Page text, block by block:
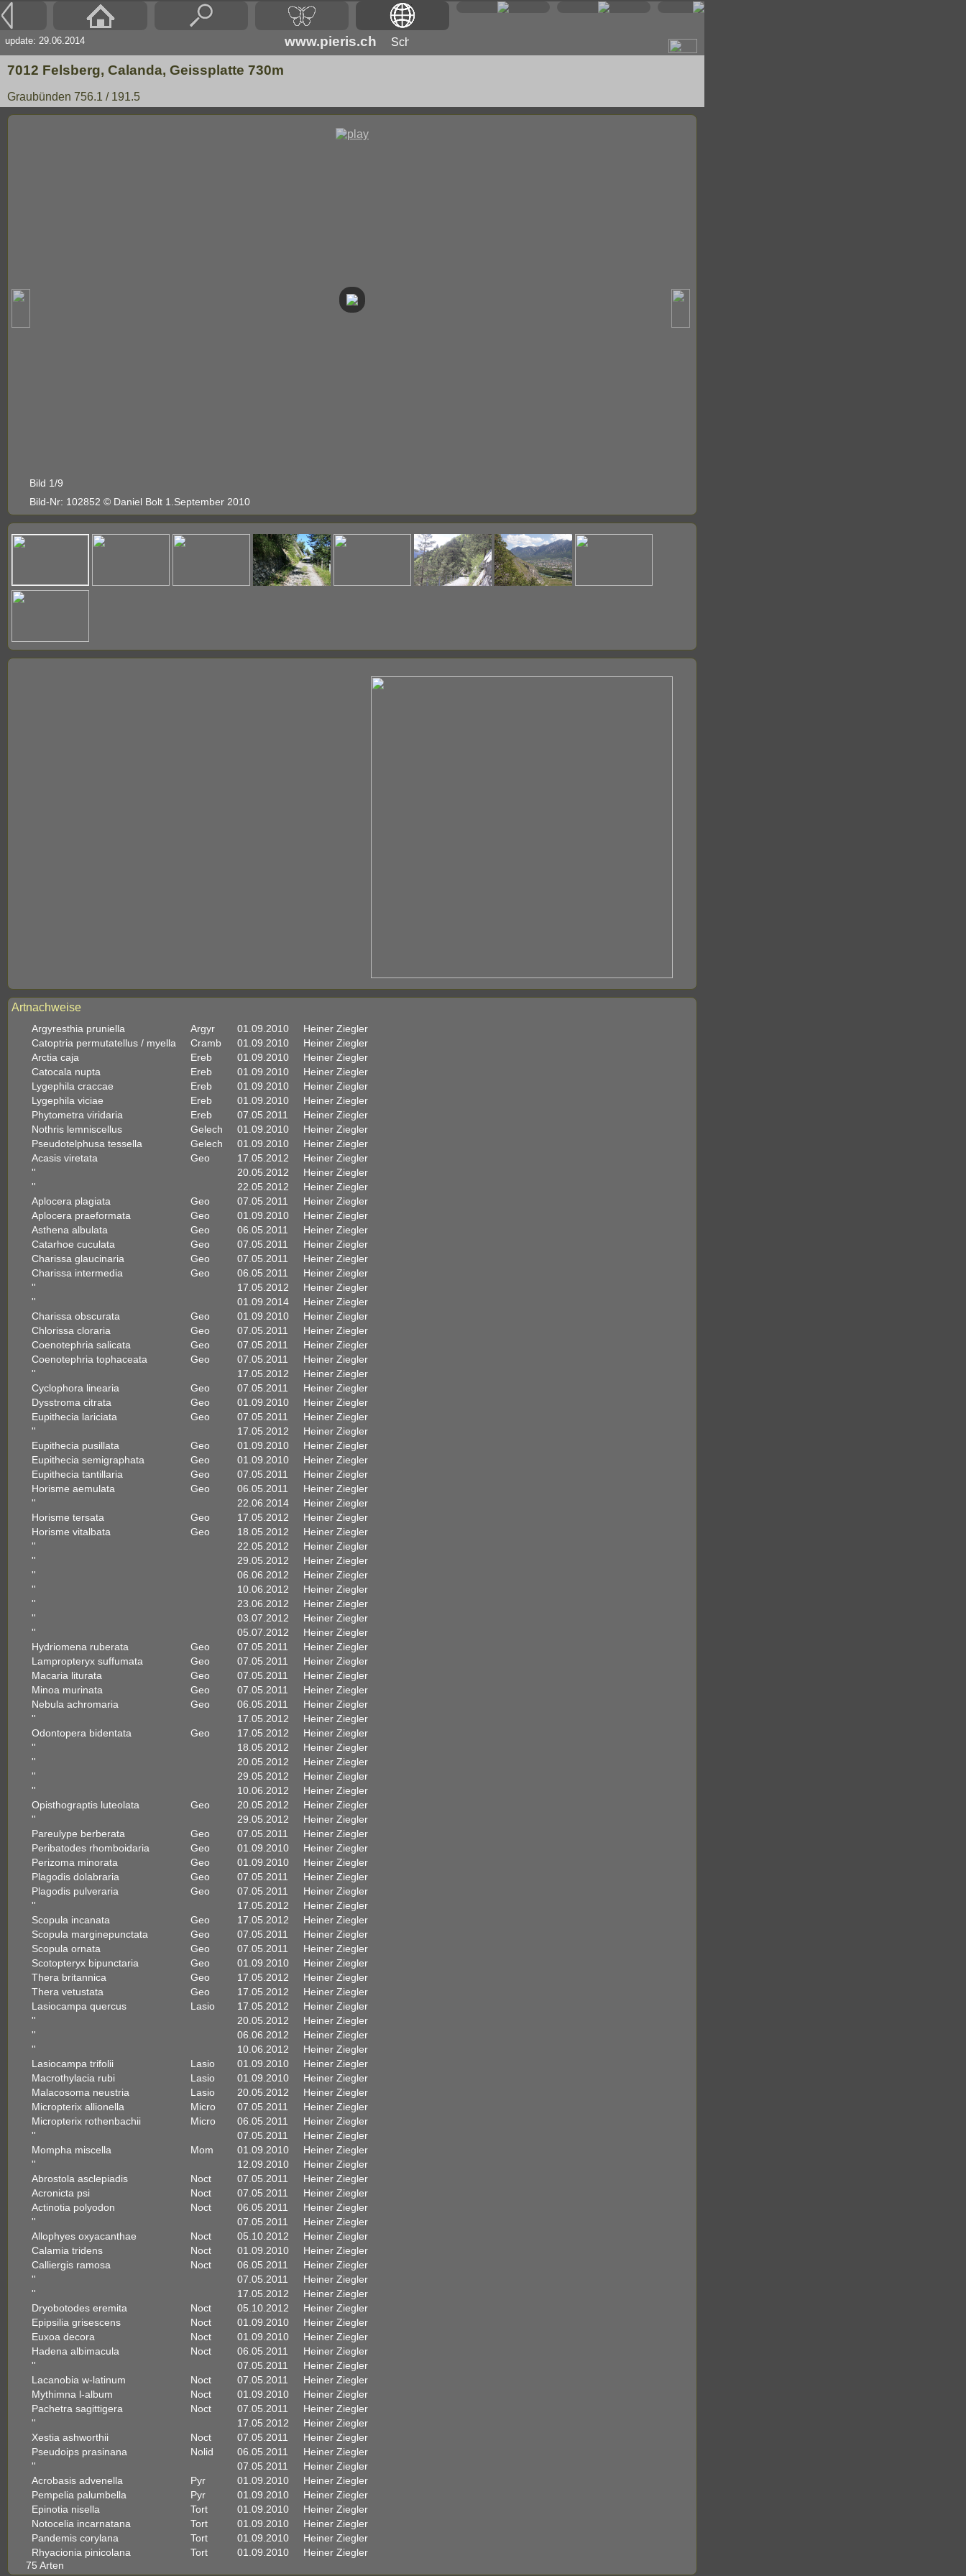
update: 29.06.2014
www.pieris.ch
7012 Felsberg, Calanda, Geissplatte 730m
Graubünden 756.1 / 191.5
Bild 1/9
Bild-Nr: 102852 © Daniel Bolt 1.September 2010
Artnachweise
Argyresthia pruniella Argyr 01.09.2010
Heiner Ziegler
Catoptria permutatellus / myella
Cramb 01.09.2010
Heiner Ziegler
Arctia caja
Ereb 01.09.2010
Heiner Ziegler
Catocala nupta
Ereb 01.09.2010
Heiner Ziegler
Lygephila craccae
Ereb 01.09.2010
Heiner Ziegler
Lygephila viciae
Ereb 01.09.2010
Heiner Ziegler
Phytometra viridaria
Ereb 07.05.2011
Heiner Ziegler
Nothris lemniscellus
Gelech 01.09.2010
Heiner Ziegler
Pseudotelphusa tessella
Gelech 01.09.2010
Heiner Ziegler
Acasis viretata
Geo 17.05.2012
Heiner Ziegler
''
20.05.2012
Heiner Ziegler
''
22.05.2012
Heiner Ziegler
Aplocera plagiata
Geo 07.05.2011
Heiner Ziegler
Aplocera praeformata
Geo 01.09.2010
Heiner Ziegler
Asthena albulata
Geo 06.05.2011
Heiner Ziegler
Catarhoe cuculata
Geo 07.05.2011
Heiner Ziegler
Charissa glaucinaria
Geo 07.05.2011
Heiner Ziegler
Charissa intermedia
Geo 06.05.2011
Heiner Ziegler
''
17.05.2012
Heiner Ziegler
''
01.09.2014
Heiner Ziegler
Charissa obscurata
Geo 01.09.2010
Heiner Ziegler
Chlorissa cloraria
Geo 07.05.2011
Heiner Ziegler
Coenotephria salicata
Geo 07.05.2011
Heiner Ziegler
Coenotephria tophaceata
Geo 07.05.2011
Heiner Ziegler
''
17.05.2012
Heiner Ziegler
Cyclophora linearia
Geo 07.05.2011
Heiner Ziegler
Dysstroma citrata
Geo 01.09.2010
Heiner Ziegler
Eupithecia lariciata
Geo 07.05.2011
Heiner Ziegler
''
17.05.2012
Heiner Ziegler
Eupithecia pusillata
Geo 01.09.2010
Heiner Ziegler
Eupithecia semigraphata
Geo 01.09.2010
Heiner Ziegler
Eupithecia tantillaria
Geo 07.05.2011
Heiner Ziegler
Horisme aemulata
Geo 06.05.2011
Heiner Ziegler
''
22.06.2014
Heiner Ziegler
Horisme tersata
Geo 17.05.2012
Heiner Ziegler
Horisme vitalbata
Geo 18.05.2012
Heiner Ziegler
''
22.05.2012
Heiner Ziegler
''
29.05.2012
Heiner Ziegler
''
06.06.2012
Heiner Ziegler
''
10.06.2012
Heiner Ziegler
''
23.06.2012
Heiner Ziegler
''
03.07.2012
Heiner Ziegler
''
05.07.2012
Heiner Ziegler
Hydriomena ruberata
Geo 07.05.2011
Heiner Ziegler
Lampropteryx suffumata
Geo 07.05.2011
Heiner Ziegler
Macaria liturata
Geo 07.05.2011
Heiner Ziegler
Minoa murinata
Geo 07.05.2011
Heiner Ziegler
Nebula achromaria
Geo 06.05.2011
Heiner Ziegler
''
17.05.2012
Heiner Ziegler
Odontopera bidentata
Geo 17.05.2012
Heiner Ziegler
''
18.05.2012
Heiner Ziegler
''
20.05.2012
Heiner Ziegler
''
29.05.2012
Heiner Ziegler
''
10.06.2012
Heiner Ziegler
Opisthograptis luteolata
Geo 20.05.2012
Heiner Ziegler
''
29.05.2012
Heiner Ziegler
Pareulype berberata
Geo 07.05.2011
Heiner Ziegler
Peribatodes rhomboidaria
Geo 01.09.2010
Heiner Ziegler
Perizoma minorata
Geo 01.09.2010
Heiner Ziegler
Plagodis dolabraria
Geo 07.05.2011
Heiner Ziegler
Plagodis pulveraria
Geo 07.05.2011
Heiner Ziegler
''
17.05.2012
Heiner Ziegler
Scopula incanata
Geo 17.05.2012
Heiner Ziegler
Scopula marginepunctata
Geo 07.05.2011
Heiner Ziegler
Scopula ornata
Geo 07.05.2011
Heiner Ziegler
Scotopteryx bipunctaria
Geo 01.09.2010
Heiner Ziegler
Thera britannica
Geo 17.05.2012
Heiner Ziegler
Thera vetustata
Geo 17.05.2012
Heiner Ziegler
Lasiocampa quercus
Lasio 17.05.2012
Heiner Ziegler
''
20.05.2012
Heiner Ziegler
''
06.06.2012
Heiner Ziegler
''
10.06.2012
Heiner Ziegler
Lasiocampa trifolii
Lasio 01.09.2010
Heiner Ziegler
Macrothylacia rubi
Lasio 01.09.2010
Heiner Ziegler
Malacosoma neustria
Lasio 20.05.2012
Heiner Ziegler
Micropterix allionella
Micro 07.05.2011
Heiner Ziegler
Micropterix rothenbachii
Micro 06.05.2011
Heiner Ziegler
''
07.05.2011
Heiner Ziegler
Mompha miscella
Mom 01.09.2010
Heiner Ziegler
''
12.09.2010
Heiner Ziegler
Abrostola asclepiadis
Noct 07.05.2011
Heiner Ziegler
Acronicta psi
Noct 07.05.2011
Heiner Ziegler
Actinotia polyodon
Noct 06.05.2011
Heiner Ziegler
''
07.05.2011
Heiner Ziegler
Allophyes oxyacanthae
Noct 05.10.2012
Heiner Ziegler
Calamia tridens
Noct 01.09.2010
Heiner Ziegler
Calliergis ramosa
Noct 06.05.2011
Heiner Ziegler
''
07.05.2011
Heiner Ziegler
''
17.05.2012
Heiner Ziegler
Dryobotodes eremita
Noct 05.10.2012
Heiner Ziegler
Epipsilia grisescens
Noct 01.09.2010
Heiner Ziegler
Euxoa decora
Noct 01.09.2010
Heiner Ziegler
Hadena albimacula
Noct 06.05.2011
Heiner Ziegler
''
07.05.2011
Heiner Ziegler
Lacanobia w-latinum
Noct 07.05.2011
Heiner Ziegler
Mythimna l-album
Noct 01.09.2010
Heiner Ziegler
Pachetra sagittigera
Noct 07.05.2011
Heiner Ziegler
''
17.05.2012
Heiner Ziegler
Xestia ashworthii
Noct 07.05.2011
Heiner Ziegler
Pseudoips prasinana
Nolid 06.05.2011
Heiner Ziegler
''
07.05.2011
Heiner Ziegler
Acrobasis advenella
Pyr 01.09.2010
Heiner Ziegler
Pempelia palumbella
Pyr 01.09.2010
Heiner Ziegler
Epinotia nisella
Tort 01.09.2010
Heiner Ziegler
Notocelia incarnatana
Tort 01.09.2010
Heiner Ziegler
Pandemis corylana
Tort 01.09.2010
Heiner Ziegler
Rhyacionia pinicolana
Tort 01.09.2010
Heiner Ziegler
75 Arten